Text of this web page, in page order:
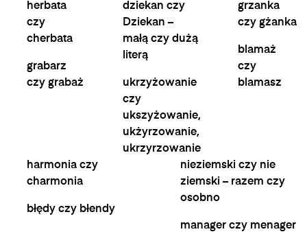
herbata
czy
cherbata
grabarz
czy grabaż
dziekan czy
Dziekan –
małą czy dużą
literą
ukrzyżowanie
czy
ukszyżowanie,
ukżyrzowanie,
ukrzyrzowanie
grzanka
czy gżanka
blamaż
czy
blamasz
harmonia czy
charmonia
błędy czy błendy
nieziemski czy nie
ziemski – razem czy
osobno
manager czy menager